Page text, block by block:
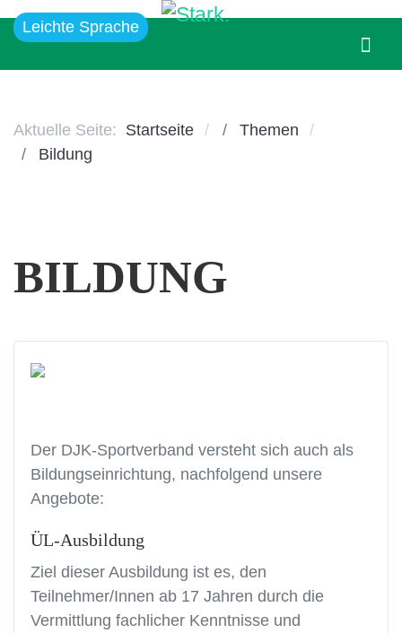
Leichte Sprache
Aktuelle Seite: Startseite
Themen
Bildung
BILDUNG
Der DJK-Sportverband versteht sich auch als
Bildungseinrichtung, nachfolgend unsere
Angebote:
ÜL-Ausbildung
Ziel dieser Ausbildung ist es, den
Teilnehmer/Innen ab 17 Jahren durch die
Vermittlung fachlicher Kenntnisse und